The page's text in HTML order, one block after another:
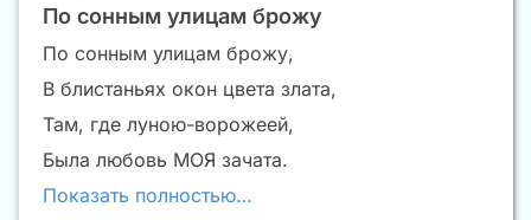
По сонным улицам брожу
По сонным улицам брожу,
В блистаньях окон цвета злата,
Там, где луною-ворожеей,
Была любовь МОЯ зачата.
Показать полностью…